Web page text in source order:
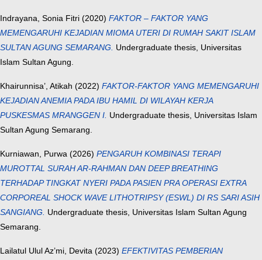
Indrayana, Sonia Fitri (2020) FAKTOR – FAKTOR YANG
MEMENGARUHI KEJADIAN MIOMA UTERI DI RUMAH SAKIT ISLAM
SULTAN AGUNG SEMARANG. Undergraduate thesis, Universitas
Islam Sultan Agung.
Khairunnisa’, Atikah (2022) FAKTOR-FAKTOR YANG MEMENGARUHI
KEJADIAN ANEMIA PADA IBU HAMIL DI WILAYAH KERJA
PUSKESMAS MRANGGEN I. Undergraduate thesis, Universitas Islam
Sultan Agung Semarang.
Kurniawan, Purwa (2026) PENGARUH KOMBINASI TERAPI
MUROTTAL SURAH AR-RAHMAN DAN DEEP BREATHING
TERHADAP TINGKAT NYERI PADA PASIEN PRA OPERASI EXTRA
CORPOREAL SHOCK WAVE LITHOTRIPSY (ESWL) DI RS SARI ASIH
SANGIANG. Undergraduate thesis, Universitas Islam Sultan Agung
Semarang.
Lailatul Ulul Az’mi, Devita (2023) EFEKTIVITAS PEMBERIAN